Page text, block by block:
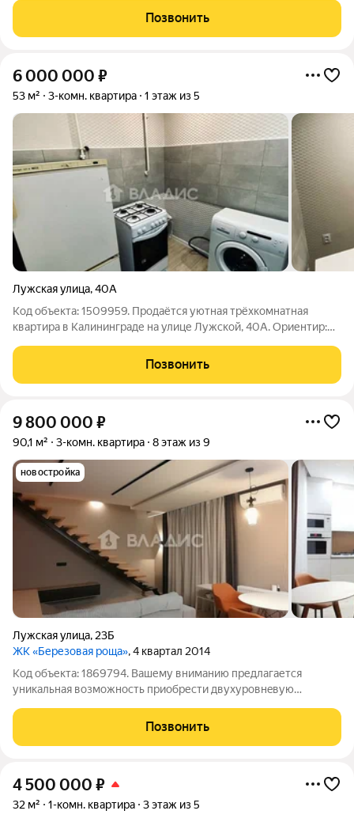
и спортивным комплексом завода «Автотор». Адрес: ул.
Челюскинская, ул.
Позвонить
6 000 000 ₽
53 м² 3-комн. квартира 1 этаж из 5
Лужская улица,40А
Код объекта: 1509959. Продаётся уютная трёхкомнатная
квартира в Калининграде на улице Лужской, 40А. Ориентир:
средняя школа №9. Квартира расположена на первом этаже
пятиэтажного дома. Под окнами к
Позвонить
9 800 000 ₽
90,1 м² 3-комн. квартира 8 этаж из 9
новостройка
Лужская улица, 23Б
ЖК «Березовая роща», 4 квартал 2014
Код объекта: 1869794. Вашему вниманию предлагается
уникальная возможность приобрести двуxуровнeвую
Лужская, 23Б. Ориентир ул.Спасателей, ул. Славянская и
ул.Карташева. Квартира расположена в
Позвонить
4 500 000 ₽
32 м² 1-комн. квартира 3 этаж из 5